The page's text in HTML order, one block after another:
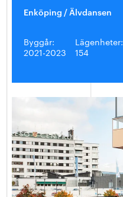
Enköping / Älvdansen
Byggår:
2021-2023
Lägenheter:
154